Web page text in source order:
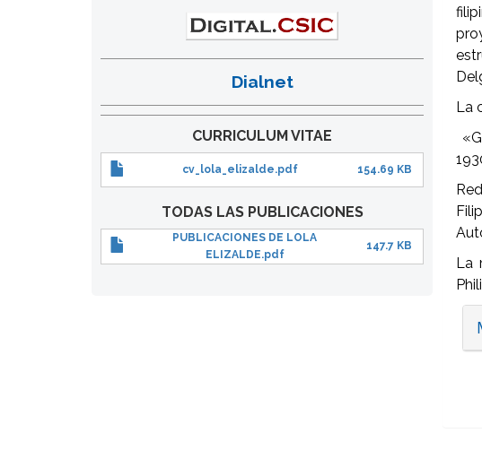
Dialnet
CURRICULUM VITAE
cv_lola_elizalde.pdf 154.69 KB
TODAS LAS PUBLICACIONES
PUBLICACIONES DE LOLA
ELIZALDE.pdf
147.7 KB
La
La